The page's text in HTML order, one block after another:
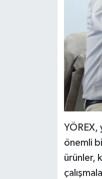
YÖREX,
önemli
ürünler,